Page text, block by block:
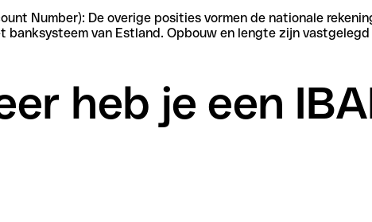
Number): De overige posities vormen de nationale
banksysteem van Estland. Opbouw en lengte zijn
heb je een